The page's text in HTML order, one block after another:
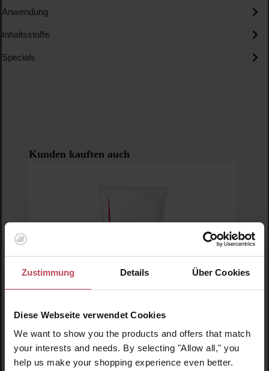
Zustimmung Details Über Cookies
Diese Webseite verwendet Cookies
We want to show you the products and offers that match
your interests and needs. By selecting "Allow all," you
help us make your shopping experience even better.
Anwendung
Inhaltsstoffe
Specials
Produktgalerie überspringen
Kunden kauften auch